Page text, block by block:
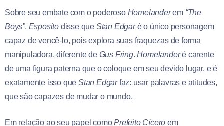
Sobre seu embate com o poderoso Homelanderem “The
Boys”, Esposito disse que Stan Edgaré o único personagem
capaz de vencê-lo, pois explora suas fraquezas de forma
manipuladora, diferente de Gus Fring.Homelanderé carente
de uma figura paterna que o coloque em seu devido lugar, e é
exatamente isso queStan Edgarfaz: usar palavras e atitudes,
que são capazes de mudar o mundo.
Em relação ao seu papel comoPrefeito Cícero em